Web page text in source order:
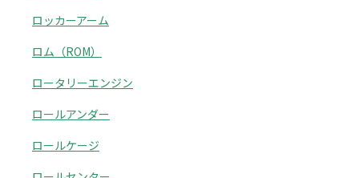
ロッカーアーム
ロム（ROM）
ロータリーエンジン
ロールアンダー
ロールケージ